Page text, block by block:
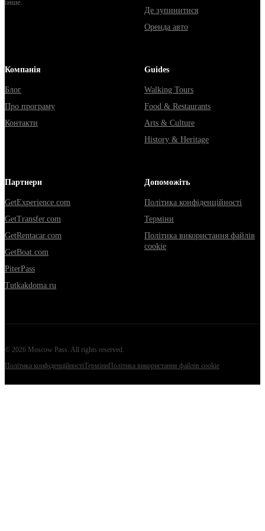
інше.
Де зупинитися
Оренда авто
Компанія
Блог
Про програму
Контакти
Guides
Walking Tours
Food & Restaurants
Arts & Culture
History & Heritage
Партнери
GetExperience.com
GetTransfer.com
GetRentacar.com
GetBoat.com
PiterPass
Tutkakdoma.ru
Допоможіть
Політика конфіденційності
Терміни
Політика використання файлів
cookie
© 2026 Moscow Pass . All rights reserved.
Політика конфіденційностіТерміниПолітика використання файлів cookie